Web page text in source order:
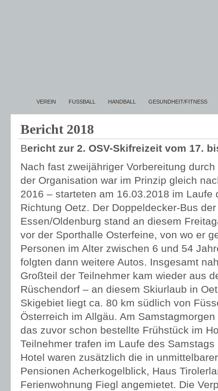
VEREIN FUSSBALL HANDBALL GESUNDHEIT/FITNESS
Bericht 2018
Bericht zur 2. OSV-Skifreizeit vom 17.
Nach fast zweijähriger Vorbereitung
der Organisation war im Prinzip gleich
2016 – starteten am 16.03.2018 im Laufe
Richtung Oetz. Der Doppeldecker-Bus
Essen/Oldenburg stand an diesem
vor der Sporthalle Osterfeine, von wo er
Personen im Alter zwischen 6 und 54
folgten dann weitere Autos. Insgesamt
Großteil der Teilnehmer kam wieder aus
Rüschendorf – an diesem Skiurlaub in
Skigebiet liegt ca. 80 km südlich von
Österreich im Allgäu. Am
das zuvor schon bestellte Frühstück im
Teilnehmer trafen im Laufe des
Hotel waren zusätzlich die in
Pensionen Acherkogelblick, Haus
Ferienwohnung Fiegl angemietet. Die